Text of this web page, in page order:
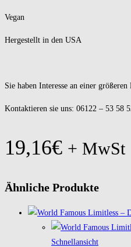
Vegan
Hergestellt in den USA
Sie haben Interesse an einer größeren
Kontaktieren sie uns: 06122 – 53 58
19,16€ + MwSt
Ähnliche Produkte
Schnellansicht